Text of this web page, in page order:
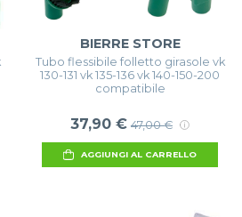
BIERRE STORE
Tubo flessibile folletto girasole vk
130-131 vk 135-136 vk 140-150-200
compatibile
37,90 € 47,00 €
AGGIUNGI AL CARRELLO